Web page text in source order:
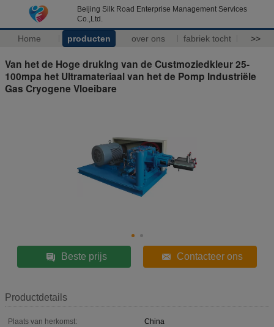
Beijing Silk Road Enterprise Management Services
Co.,Ltd.
Home producten over ons fabriek tocht >>
Van het de Hoge druklng van de Custmoziedkleur 25-
100mpa het Ultramateriaal van het de Pomp Industriële
Gas Cryogene Vloeibare
Beste prijs Contacteer ons
Productdetails
Plaats van herkomst:
China